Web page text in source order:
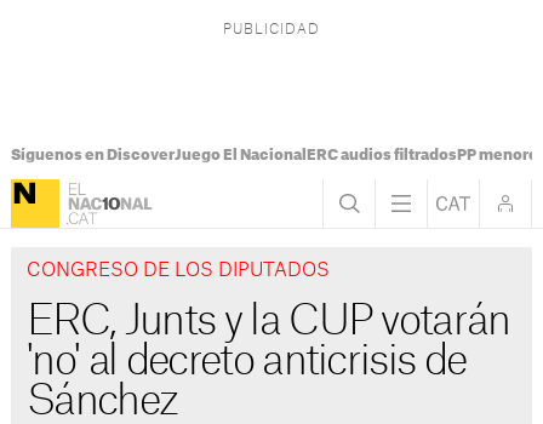
Síguenos en DiscoverJuego El Nacional ERC audios filtradosPP
CONGRESO DE LOS DIPUTADOS
ERC, Junts y la CUP votarán
'no' al decreto anticrisis de
Sánchez